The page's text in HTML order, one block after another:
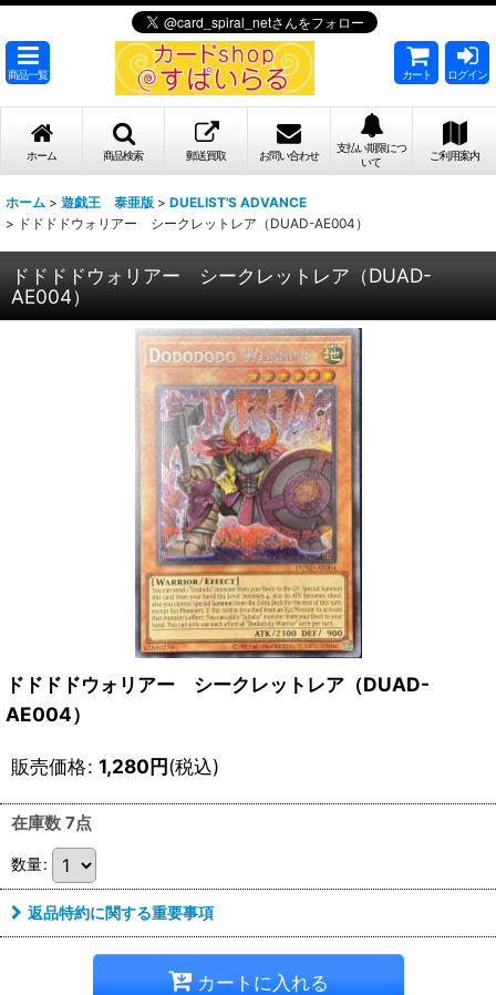
商品一覧 カート ログイン
ホーム 商品検索 郵送買取 お問い合わせ
支払い期限につ
いて
ご利用案内
ホーム > 遊戯王 泰亜版 > DUELIST'S ADVANCE
> ドドドドウォリアー シークレットレア（DUAD-AE004）
ドドドドウォリアー シークレットレア（DUAD-
AE004）
ドドドドウォリアー シークレットレア（DUAD-
AE004）
販売価格: 1,280円(税込)
在庫数 7点
数量:
返品特約に関する重要事項
カートに入れる